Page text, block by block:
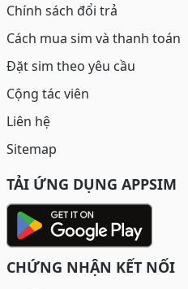
Chính sách đổi trả
Cách mua sim và thanh toán
Đặt sim theo yêu cầu
Cộng tác viên
Liên hệ
Sitemap
TẢI ỨNG DỤNG APPSIM
CHỨNG NHẬN KẾT NỐI